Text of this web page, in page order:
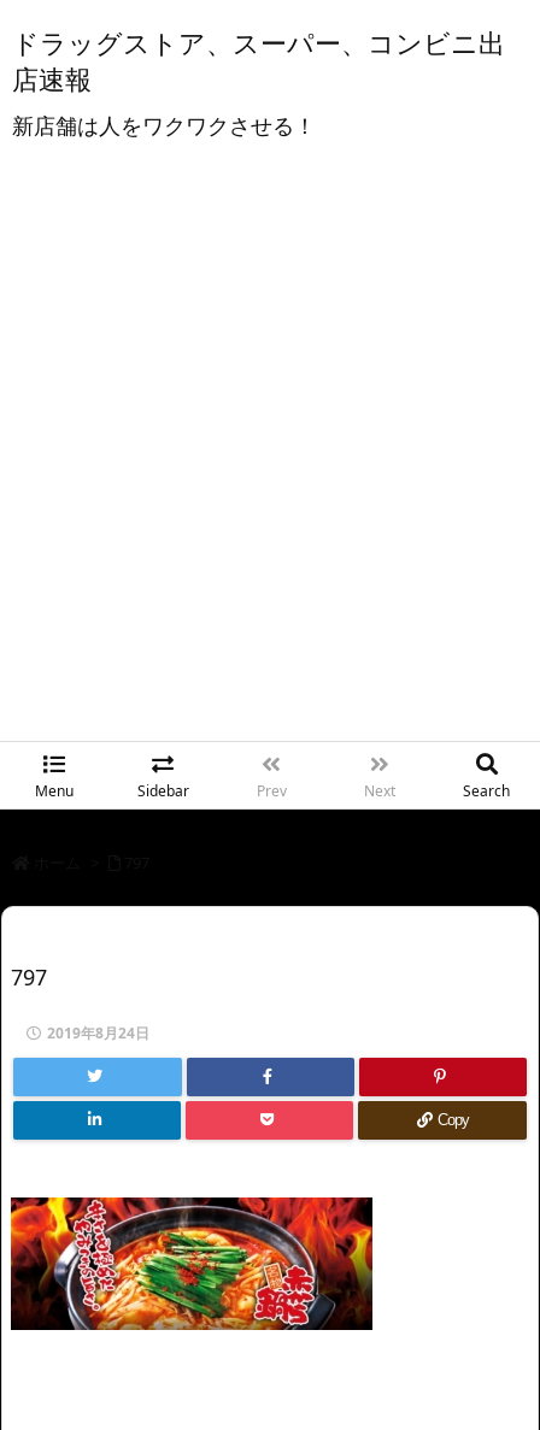
ドラッグストア、スーパー、コンビニ出
店速報
新店舗は人をワクワクさせる！
Menu Sidebar Prev Next Search
797
2019年8月24日
Copy